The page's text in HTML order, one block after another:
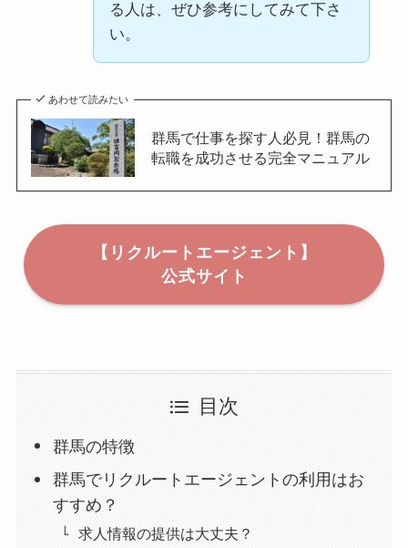
る人は、ぜひ参考にしてみて下さ
い。
あわせて読みたい
群馬で仕事を探す人必見！群馬の
転職を成功させる完全マニュアル
【リクルートエージェント】
公式サイト
目次
群馬の特徴
群馬でリクルートエージェントの利用はお
すすめ？
求人情報の提供は大丈夫？